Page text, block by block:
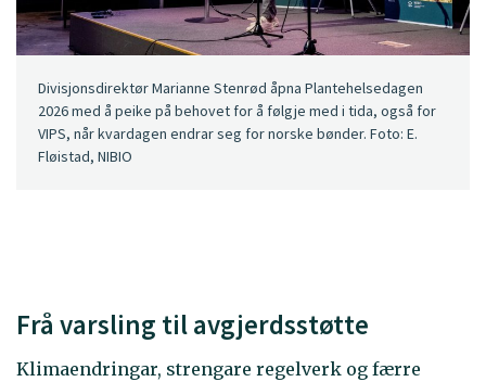
Divisjonsdirektør Marianne Stenrød åpna Plantehelsedagen
2026 med å peike på behovet for å følgje med i tida, også for
VIPS, når kvardagen endrar seg for norske bønder. Foto: E.
Fløistad, NIBIO
Frå varsling til avgjerdsstøtte
Klimaendringar, strengare regelverk og færre